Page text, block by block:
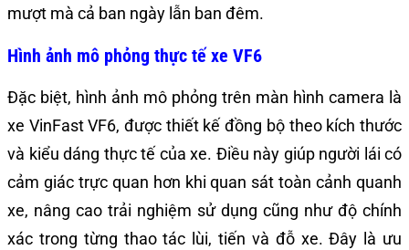
mượt mà cả ban ngày lẫn ban đêm.
Hình ảnh mô phỏng thực tế xe VF6
Đặc biệt, hình ảnh mô phỏng trên màn hình camera là
xe VinFast VF6, được thiết kế đồng bộ theo kích thước
và kiểu dáng thực tế của xe. Điều này giúp người lái có
cảm giác trực quan hơn khi quan sát toàn cảnh quanh
xe, nâng cao trải nghiệm sử dụng cũng như độ chính
xác trong từng thao tác lùi, tiến và đỗ xe. Đây là ưu